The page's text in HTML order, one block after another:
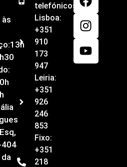
às
telefónicos
Lisboa:
+351
910
173
947
Leiria:
+351
926
246
853
Fixo:
+351
218